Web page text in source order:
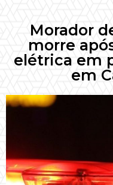
Morador
morre
elétrica em
em